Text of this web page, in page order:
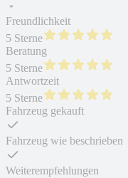
Freundlichkeit
5 Sterne
Beratung
5 Sterne
Antwortzeit
5 Sterne
Fahrzeug gekauft
Fahrzeug wie beschrieben
Weiterempfehlungen